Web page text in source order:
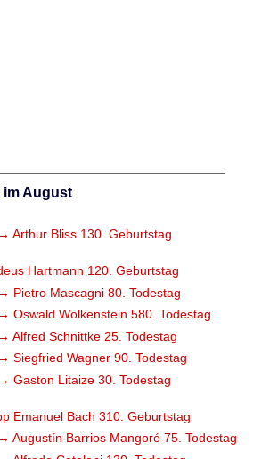
August
→ Arthur Bliss 130. Geburtstag
Hartmann 120. Geburtstag
→ Pietro Mascagni 80. Todestag
→ Oswald Wolkenstein 580. Todestag
→ Alfred Schnittke 25. Todestag
→ Siegfried Wagner 90. Todestag
→ Gaston Litaize 30. Todestag
Emanuel Bach 310. Geburtstag
→ Augustín Barrios Mangoré 75. Todestag